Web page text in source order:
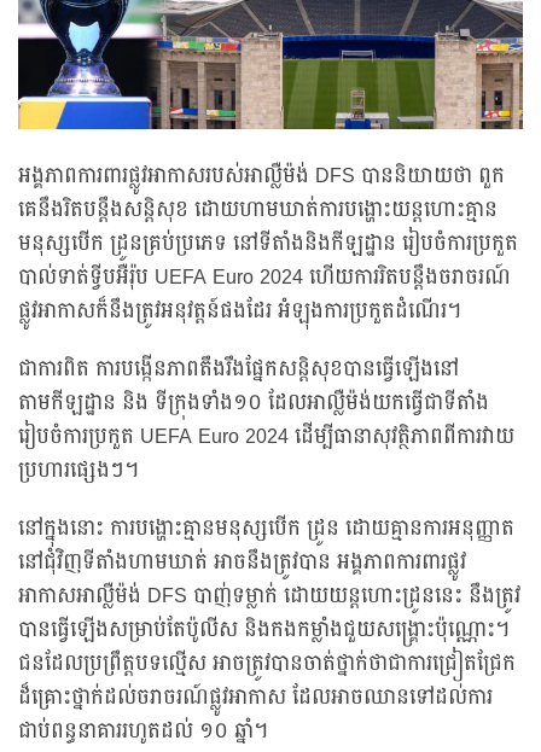
អង្គភាពការពារផ្លូវអាកាសរបស់អាល្លឺម៉ង់ DFS បាននិយាយថា ពួក
គេនឹងរិតបន្តឹងសន្តិសុខ ដោយហាមឃាត់ការបង្ហោះយន្តហោះគ្មាន
មនុស្សបើក ដូ្រនគ្រប់ប្រភេទ នៅទីតាំងនិងកីឡដ្ឋាន រៀបចំការប្រកួត
បាល់ទាត់ទ្វីបអឺរ៉ុប UEFA Euro 2024 ហើយការរិតបន្តឹងចរាចរណ៍
ផ្លូវអាកាសក៏នឹងត្រូវអនុវត្តន៍ផងដែរ អំឡុងការប្រកួតដំណើរ។
ជាការពិត ការបង្កើនភាពតឹងរឹងផ្នែកសន្តិសុខបានធ្វើឡើងនៅ
តាមកីឡដ្ឋាន និង ទីក្រុងទាំង១០ ដែលអាល្លឺម៉ង់យកធ្វើជាទីតាំង
រៀបចំការប្រកួត UEFA Euro 2024 ដើម្បីធានាសុវត្ថិភាពពីការវាយ
ប្រហារផ្សេងៗ។
នៅក្នុងនោះ ការបង្ហោះគ្មានមនុស្សបើក ដូ្រន ដោយគ្មានការអនុញ្ញាត
នៅជុំវិញទីតាំងហាមឃាត់ អាចនឹងត្រូវបាន អង្គភាពការពារផ្លូវ
អាកាសអាល្លឺម៉ង់ DFS បាញ់ទម្លាក់ ដោយយន្តហោះដ្រូននេះ នឹងត្រូវ
បានធ្វើឡើងសម្រាប់តែប៉ូលីស និងកងកម្លាំងជួយសង្គ្រោះប៉ុណ្ណោះ។
ជនដែលប្រព្រឹត្តបទល្មើស អាចត្រូវបានចាត់ថ្នាក់ថាជាការជ្រៀតជ្រែក
ដ៏គ្រោះថ្នាក់ដល់ចរាចរណ៍ផ្លូវអាកាស ដែលអាចឈានទៅដល់ការ
ជាប់ពន្ធនាគាររហូតដល់ ១០ ឆ្នាំ។